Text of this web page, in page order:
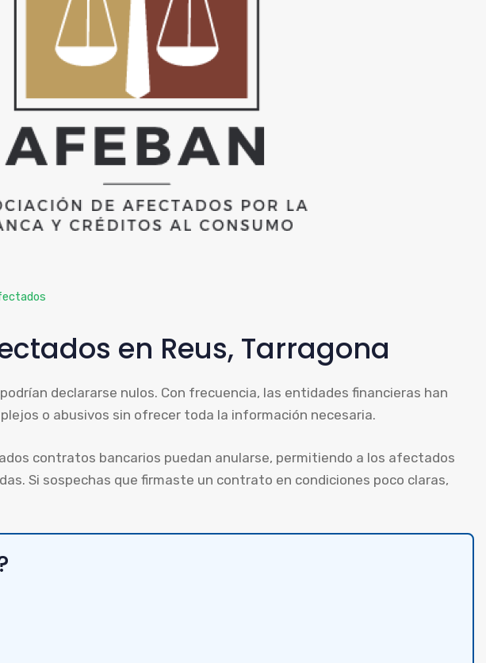
en Reus, Tarragona
declararse nulos. Con frecuencia, las entidades financieras han
o abusivos sin ofrecer toda la información necesaria.
contratos bancarios puedan anularse, permitiendo a los afectados
Si sospechas que firmaste un contrato en condiciones poco claras,